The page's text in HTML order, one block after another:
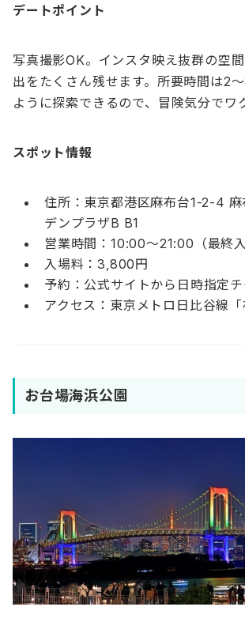
デートポイント
写真撮影OK。インスタ映え抜群の空
出をたくさん残せます。所要時間は2
ように探索できるので、冒険気分でワ
スポット情報
住所：東京都港区麻布台1-2-4 麻
デンプラザB B1
営業時間：10:00〜21:00（最終
入場料：3,800円
予約：公式サイトから日時指定
アクセス：東京メトロ日比谷線
お台場海浜公園